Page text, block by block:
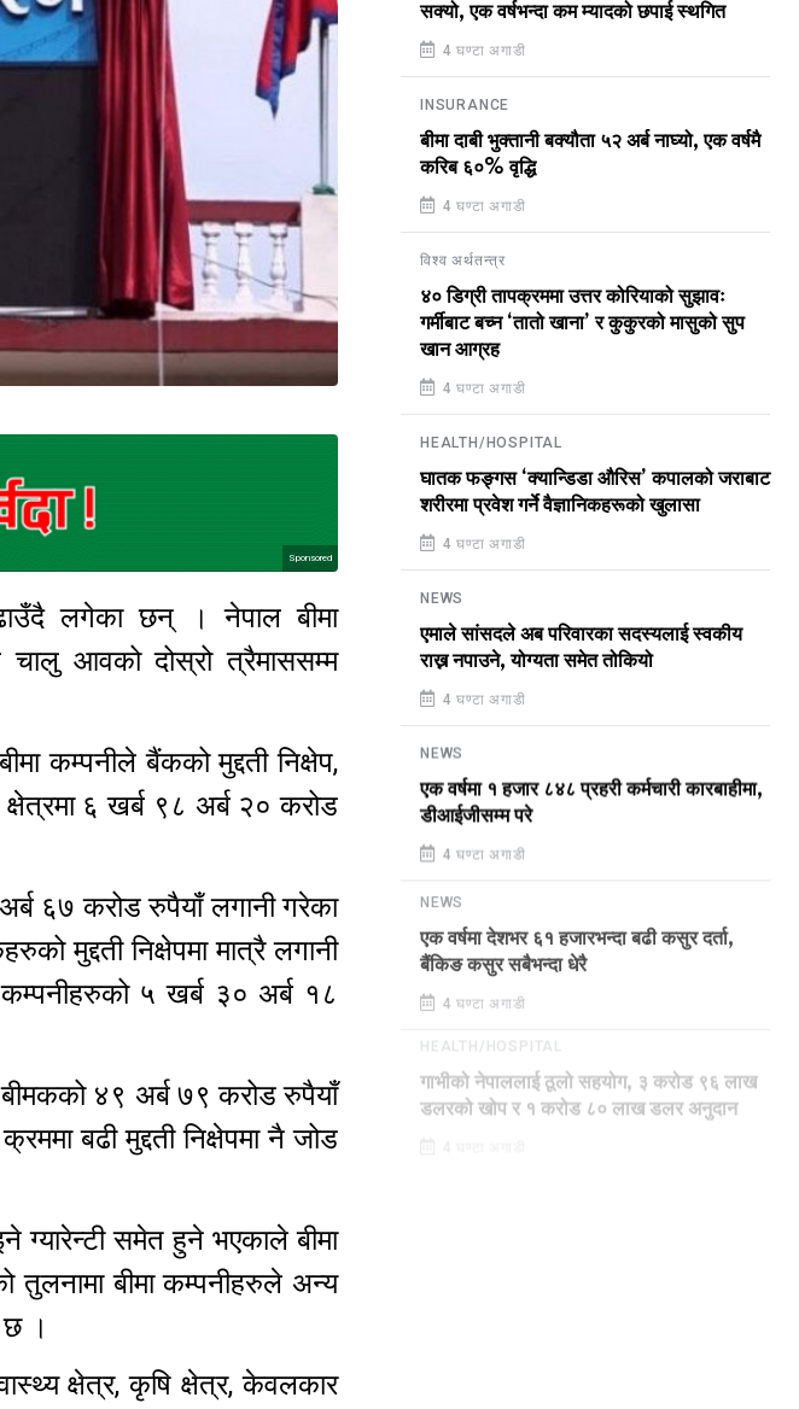
Sponsored
लगेका छन् । नेपाल बीमा
चालु आवको दोस्रो त्रैमाससम्म
कम्पनीले बैंकको मुद्दती निक्षेप,
६ खर्ब ९८ अर्ब २० करोड
६७ करोड रुपैयाँ लगानी गरेका
मुद्दती निक्षेपमा मात्रै लगानी
५ खर्ब ३० अर्ब १८
४९ अर्ब ७९ करोड रुपैयाँ
बढी मुद्दती निक्षेपमा नै जोड
ग्यारेन्टी समेत हुने भएकाले बीमा
तुलनामा बीमा कम्पनीहरुले अन्य
छ ।
क्षेत्र, कृषि क्षेत्र, केवलकार
सक्यो, एक वर्षभन्दा कम म्यादको छपाई स्थगित
4 घण्टा अगाडी
INSURANCE
बीमा दाबी भुक्तानी बक्यौता ५२ अर्ब नाघ्यो, एक वर्षमै
करिब ६०% वृद्धि
4 घण्टा अगाडी
विश्व अर्थतन्त्र
४० डिग्री तापक्रममा उत्तर कोरियाको सुझावः
गर्मीबाट बच्न ‘तातो खाना’ र कुकुरको मासुको सुप
खान आग्रह
4 घण्टा अगाडी
HEALTH/HOSPITAL
घातक फङ्गस ‘क्यान्डिडा औरिस’ कपालको जराबाट
शरीरमा प्रवेश गर्ने वैज्ञानिकहरूको खुलासा
4 घण्टा अगाडी
NEWS
एमाले सांसदले अब परिवारका सदस्यलाई स्वकीय
राख्न नपाउने, योग्यता समेत तोकियो
4 घण्टा अगाडी
NEWS
एक वर्षमा १ हजार ८४८ प्रहरी कर्मचारी कारबाहीमा,
डीआईजीसम्म परे
4 घण्टा अगाडी
NEWS
एक वर्षमा देशभर ६१ हजारभन्दा बढी कसुर दर्ता,
बैंकिङ कसुर सबैभन्दा धेरै
4 घण्टा अगाडी
गाभीको नेपाललाई ठूलो सहयोग, ३ करोड ९६ लाख
डलरको खोप र १ करोड ८० लाख डलर अनुदान